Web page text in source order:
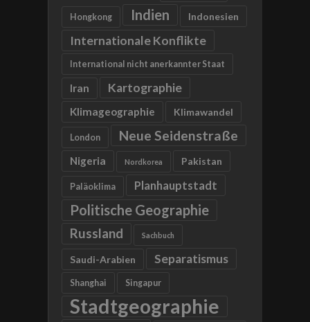
Hongkong Indien Indonesien
Internationale Konflikte
International nicht anerkannter Staat
Iran Kartographie
Klimageographie Klimawandel
London Neue Seidenstraße
Nigeria Nordkorea Pakistan
Paläoklima Planhauptstadt
Politische Geographie
Russland Sachbuch
Saudi-Arabien Separatismus
Shanghai Singapur
Stadtgeographie